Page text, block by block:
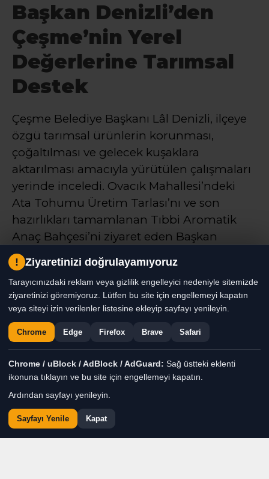
Başkan Denizli’den
Çeşme’nin Yerel
Değerlerine Tarımsal
Destek
Çeşme Belediye Başkanı Lâl Denizli, ilçeye
özgü tarımsal ürünlerin korunması,
çoğaltılması ve gelecek kuşaklara
aktarılması amacıyla yürütülen çalışmaları
yerinde inceledi. Ovacık Mahallesi’ndeki
Ata Tohumu Üretim Tarlası’nı ve son
hazırlıkları tamamlanan Tıbbi Aromatik
Anaç Bahçesi’ni ziyaret eden Başkan
Denizli, sürdürülebilir üretim ve yerel
üretici desteğinin önemine dikkat çekti
Haber Moderatörü TÜM YAZILARI
Giriş: 07-08-2026 16:27 Genel Gündem
! Ziyaretinizi doğrulayamıyoruz
Tarayıcınızdaki reklam veya gizlilik engelleyici nedeniyle sitemizde
ziyaretinizi göremiyoruz. Lütfen bu site için engellemeyi kapatın
veya siteyi izin verilenler listesine ekleyip sayfayı yenileyin.
Chrome Edge Firefox Brave Safari
Chrome / uBlock / AdBlock / AdGuard: Sağ üstteki eklenti
ikonuna tıklayın ve bu site için engellemeyi kapatın.
Ardından sayfayı yenileyin.
Sayfayı Yenile Kapat